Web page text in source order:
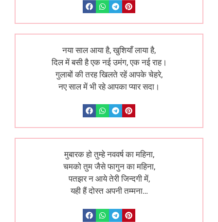
नया साल आया है, खुशियाँ लाया है,
दिल में बसी है एक नई उमंग, एक नई राह।
गुलाबों की तरह खिलते रहें आपके चेहरे,
नए साल में भी रहे आपका प्यार सदा।
मुबारक हो तुम्हे नववर्ष का महिना,
चमको तुम जैसे फागुन का महिना,
पतझर न आये तेरी जिन्दगी में,
यही हैं दोस्त अपनी तम्मना…